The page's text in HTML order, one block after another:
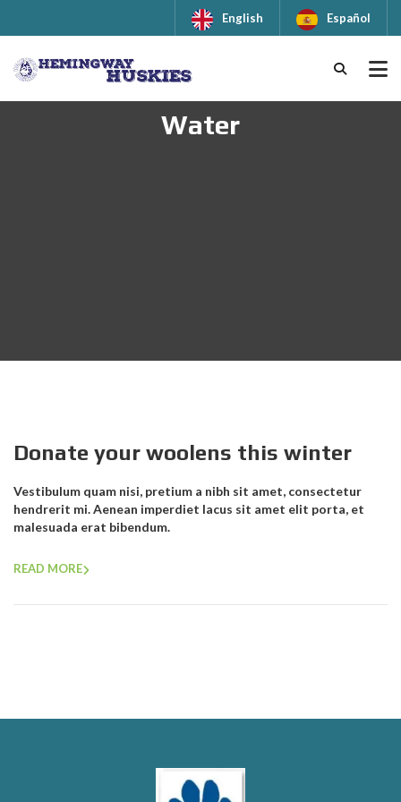
English Español
Water
Donate your woolens this winter
Vestibulum quam nisi, pretium a nibh sit amet, consectetur
hendrerit mi. Aenean imperdiet lacus sit amet elit porta, et
malesuada erat bibendum.
READ MORE